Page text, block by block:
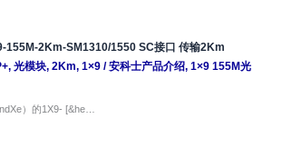
155M-2Km-SM1310/1550 SC接口 传输2Km
, 光模块, 2Km, 1×9/安科士产品介绍, 1×9 155M光
）的1X9- [&he…